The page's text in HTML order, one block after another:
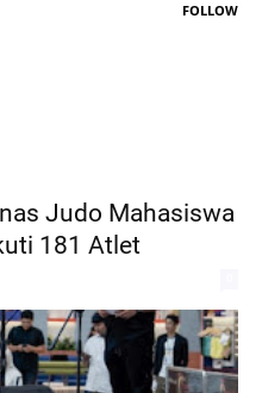
FOLLOW
Judo Mahasiswa
181 Atlet